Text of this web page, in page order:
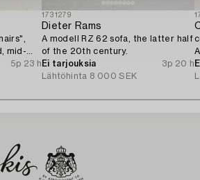
mid-
5p 23 h
1731279
Dieter Rams
A modell RZ 62 sofa, the latter half
of the 20th century.
Ei tarjouksia
3p 20 h
Lähtöhinta 8 000 SEK